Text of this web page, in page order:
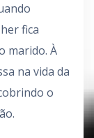
fica
marido. À
na vida da
o